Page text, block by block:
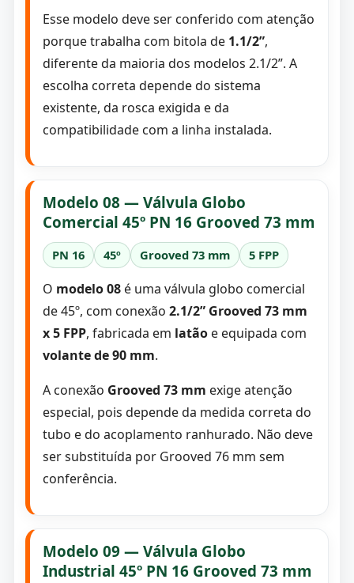
Esse modelo deve ser conferido com atenção
porque trabalha com bitola de 1.1/2”,
diferente da maioria dos modelos 2.1/2”. A
escolha correta depende do sistema
existente, da rosca exigida e da
compatibilidade com a linha instalada.
Modelo 08 — Válvula Globo
Comercial 45º PN 16 Grooved 73 mm
PN 16 45º Grooved 73 mm 5 FPP
O modelo 08é uma válvula globo comercial
de 45º, com conexão 2.1/2” Grooved 73 mm
x 5 FPP, fabricada em latãoe equipada com
volante de 90 mm.
A conexão Grooved 73 mm exige atenção
especial, pois depende da medida correta do
tubo e do acoplamento ranhurado. Não deve
ser substituída por Grooved 76 mm sem
conferência.
Modelo 09 — Válvula Globo
Industrial 45º PN 16 Grooved 73 mm